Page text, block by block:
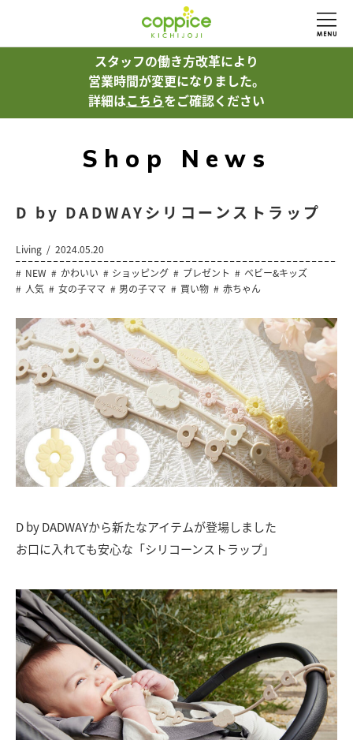
スタッフの働き方改革により
営業時間が変更になりました。
詳細はこちらをご確認ください
Shop News
D by DADWAYシリコーンストラップ
Living
2024.05.20
NEW
かわいい ショッピング プレゼント
ベビー&キッズ
人気
女の子ママ 男の子ママ 買い物 赤ちゃん
D by DADWAYから新たなアイテムが登場しました
お口に入れても安心な「シリコーンストラップ」